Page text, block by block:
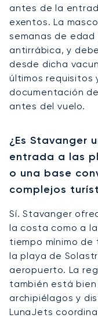
antes de la
exentos. La
semanas de edad
antirrábica, y
desde dicha
últimos requisitos
documentación
antes del vuelo.
¿Es Stavanger
entrada a las
o una base
complejos
Sí. Stavanger
la costa como a
tiempo mínimo de
la playa de
aeropuerto. La
también está
archipiélagos y
LunaJets